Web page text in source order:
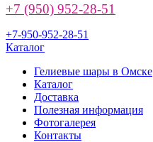
+7 (950) 952-28-51
+7-950-952-28-51
Каталог
Гелиевые шары в Омске
Каталог
Доставка
Полезная информация
Фотогалерея
Контакты